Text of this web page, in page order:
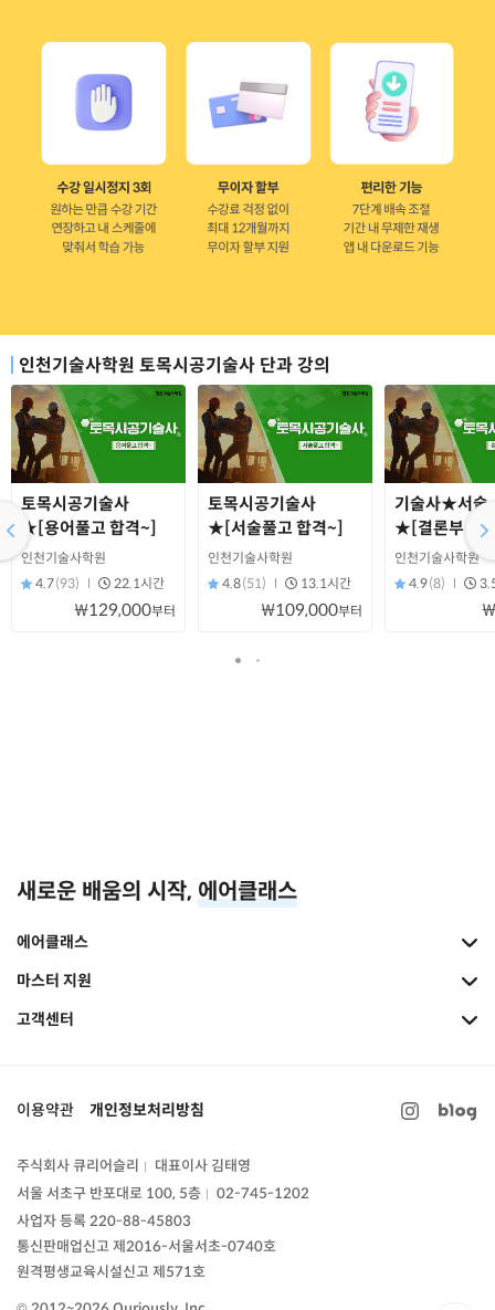
인천기술사학원 토목시공기술사 단과 강의
토목시공기술사
★[용어풀고 합격~]
인천기술사학원
4.7(93) 22.1시간
₩129,000부터
토목시공기술사
★[서술풀고 합격~]
인천기술사학원
4.8(51) 13.1시간
₩109,000부터
기술사★서술
★[결론부 작
인천기술사학원
4.9(8)
새로운 배움의 시작, 에어클래스
에어클래스
마스터 지원
고객센터
이용약관 개인정보처리방침
주식회사 큐리어슬리 |
대표이사 김태영
서울 서초구 반포대로 100, 5층 |
02-745-1202
사업자 등록 220-88-45803
통신판매업신고제2016-서울서초-0740호
원격평생교육시설신고 제571호